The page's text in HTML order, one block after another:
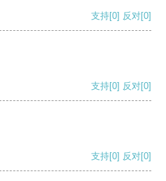
支持[0] 反对[0]
支持[0] 反对[0]
支持[0] 反对[0]